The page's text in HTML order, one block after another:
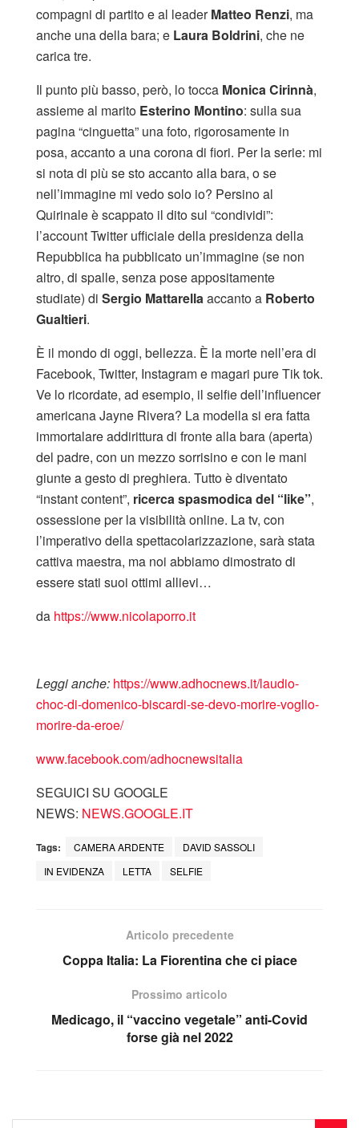
compagni di partito e al leaderMatteo Renzi, ma
anche una della bara; e Laura Boldrini, che ne
carica tre.
Il punto più basso, però, lo tocca Monica Cirinnà,
assieme al marito Esterino Montino: sulla sua
pagina “cinguetta” una foto, rigorosamente in
posa, accanto a una corona di fiori. Per la serie: mi
si nota di più se sto accanto alla bara, o se
nell’immagine mi vedo solo io? Persino al
Quirinale è scappato il dito sul “condividi”:
l’account Twitter ufficiale della presidenza della
Repubblica ha pubblicato un’immagine (se non
altro, di spalle, senza pose appositamente
studiate) di Sergio Mattarellaaccanto a Roberto
Gualtieri.
È il mondo di oggi, bellezza. È la morte nell’era di
Facebook, Twitter, Instagram e magari pure Tik tok.
Ve lo ricordate, ad esempio, il selfie dell’influencer
americana Jayne Rivera? La modella si era fatta
immortalare addirittura di fronte alla bara (aperta)
del padre, con un mezzo sorrisino e con le mani
giunte a gesto di preghiera. Tutto è diventato
“instant content”, ricerca spasmodica del “like”,
ossessione per la visibilità online. La tv, con
l’imperativo della spettacolarizzazione, sarà stata
cattiva maestra, ma noi abbiamo dimostrato di
essere stati suoi ottimi allievi…
da https://www.nicolaporro.it
Leggi anche: https://www.adhocnews.it/laudio-
choc-di-domenico-biscardi-se-devo-morire-voglio-
morire-da-eroe/
www.facebook.com/adhocnewsitalia
SEGUICI SU GOOGLE
NEWS: NEWS.GOOGLE.IT
Tags: CAMERA ARDENTE
DAVID SASSOLI
IN EVIDENZA
LETTA SELFIE
Articolo precedente
Coppa Italia: La Fiorentina che ci piace
Prossimo articolo
Medicago, il “vaccino vegetale” anti-Covid
forse già nel 2022